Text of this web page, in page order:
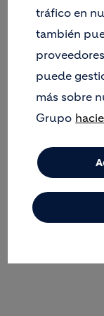
tráfico en
también
puede
más sobre
Grupo